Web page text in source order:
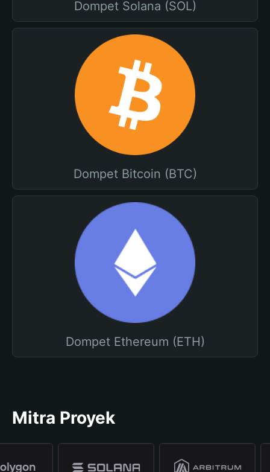
Dompet Solana (SOL)
Dompet Bitcoin (BTC)
Dompet Ethereum (ETH)
Mitra Proyek